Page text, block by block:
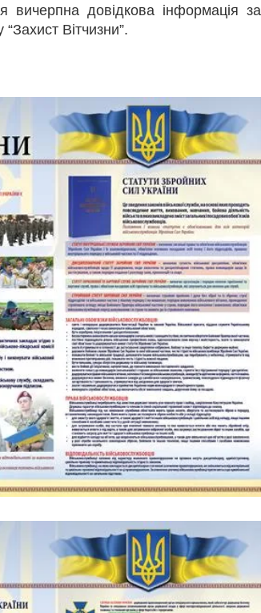
вичерпна довідкова інформація за
Вітчизни”.